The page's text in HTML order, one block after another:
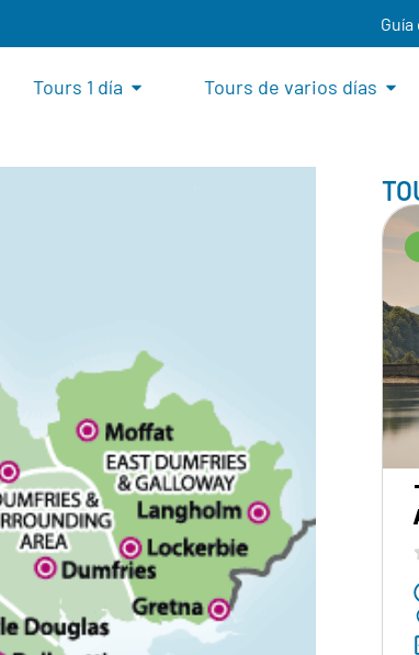
Tours 1 día Tours de varios días